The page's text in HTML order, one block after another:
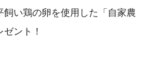
い鶏の卵を使用した「自家農
ント！